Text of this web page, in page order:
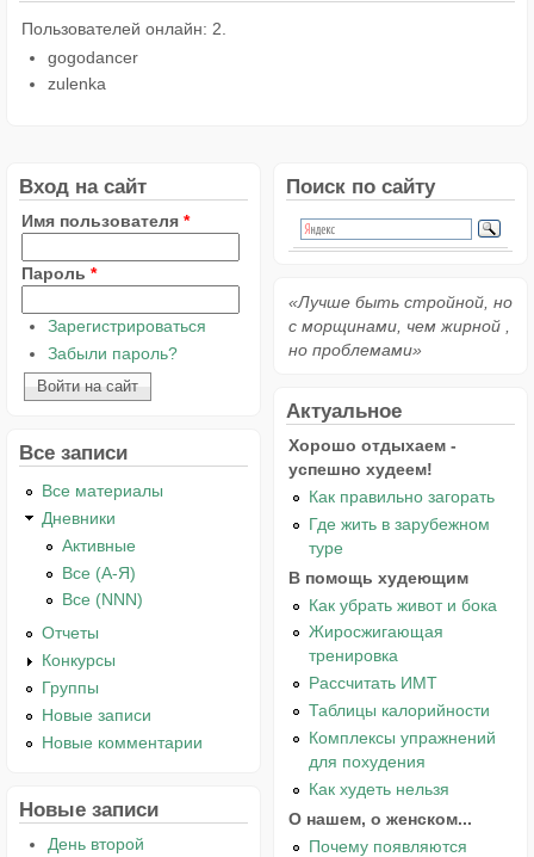
Пользователей онлайн: 2.
gogodancer
zulenka
Вход на сайт
Имя пользователя *
Пароль *
Зарегистрироваться
Забыли пароль?
Все записи
Все материалы
Дневники
Активные
Все (А-Я)
Все (NNN)
Отчеты
Конкурсы
Группы
Новые записи
Новые комментарии
Новые записи
День второй
Поиск по сайту
«Лучше быть стройной, но
с морщинами, чем жирной ,
но проблемами»
Актуальное
Хорошо отдыхаем -
успешно худеем!
Как правильно загорать
Где жить в зарубежном
туре
В помощь худеющим
Как убрать живот и бока
Жиросжигающая
тренировка
Рассчитать ИМТ
Таблицы калорийности
Комплексы упражнений
для похудения
Как худеть нельзя
О нашем, о женском...
Почему появляются